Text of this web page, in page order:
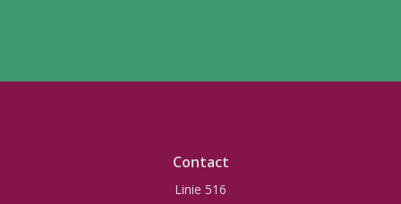
Contact
Linie 516